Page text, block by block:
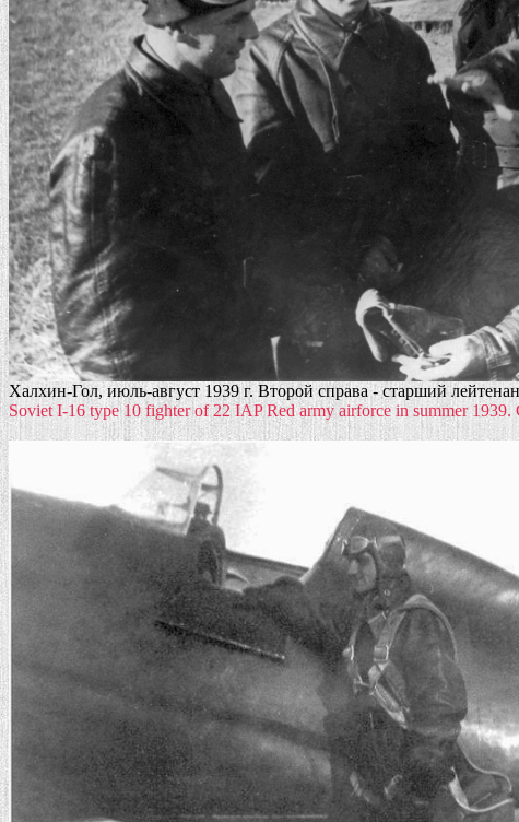
Халхин-Гол, июль-август 1939 г. Второй справа - старший
Soviet I-16 type 10 fighter of 22 IAP Red army airforce in summer 1939.